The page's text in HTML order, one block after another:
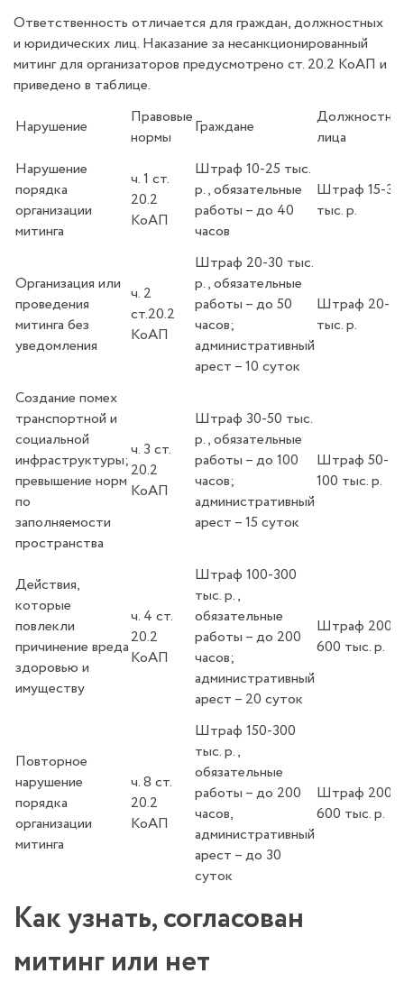
Ответственность отличается для граждан, должностных
и юридических лиц. Наказание за несанкционированный
митинг для организаторов предусмотрено ст. 20.2 КоАП и
приведено в таблице.
Нарушение
Правовые
нормы
Граждане
лица
Нарушение
порядка
организации
митинга
ч. 1 ст.
20.2
КоАП
Штраф 10-25 тыс.
р., обязательные
работы – до 40
часов
Штраф 15-30
тыс. р.
Организация или
проведения
митинга без
уведомления
ч. 2
ст.20.2
КоАП
Штраф 20-30 тыс.
р., обязательные
работы – до 50
часов;
административный
арест – 10 суток
Штраф 20-
тыс. р.
Создание помех
транспортной и
социальной
инфраструктуры;
превышение норм
по
заполняемости
пространства
ч. 3 ст.
20.2
КоАП
Штраф 30-50 тыс.
р., обязательные
работы – до 100
часов;
административный
арест – 15 суток
Штраф 50-
100 тыс. р.
Действия,
которые
повлекли
причинение вреда
здоровью и
имуществу
ч. 4 ст.
20.2
КоАП
Штраф 100-300
тыс. р.,
обязательные
работы – до 200
часов;
административный
арест – 20 суток
Штраф 200-
600 тыс. р.
Повторное
нарушение
порядка
организации
митинга
ч. 8 ст.
20.2
КоАП
Штраф 150-300
тыс. р.,
обязательные
работы – до 200
часов,
административный
арест – до 30
суток
Штраф 200-
600 тыс. р.
Как узнать, согласован
митинг или нет